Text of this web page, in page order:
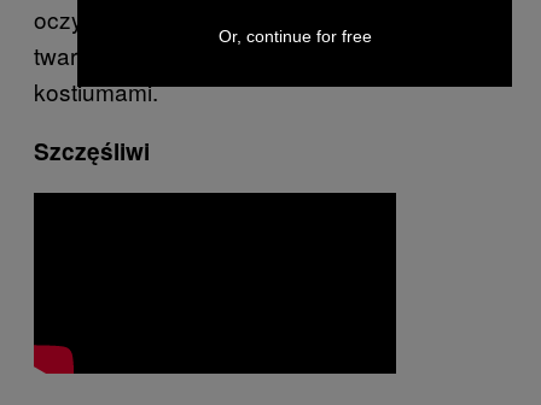
oczywiście nie pokazują w czasie występów
twarzy. Ukrywają się za kosmicznymi
kostiumami.
Szczęśliwi
Or, continue for free